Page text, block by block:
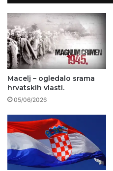
Macelj – ogledalo srama
hrvatskih vlasti.
05/06/2026